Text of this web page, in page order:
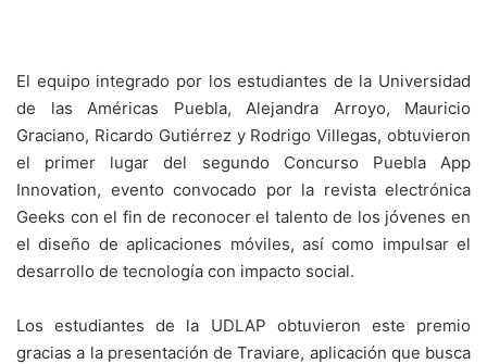
El equipo integrado por los estudiantes de la Universidad
de las Américas Puebla, Alejandra Arroyo, Mauricio
Graciano, Ricardo Gutiérrez y Rodrigo Villegas, obtuvieron
el primer lugar del segundo Concurso Puebla App
Innovation, evento convocado por la revista electrónica
Geeks con el fin de reconocer el talento de los jóvenes en
el diseño de aplicaciones móviles, así como impulsar el
desarrollo de tecnología con impacto social.
Los estudiantes de la UDLAP obtuvieron este premio
gracias a la presentación de Traviare, aplicación que busca